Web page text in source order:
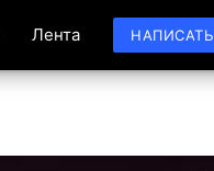
Лента НАПИСАТЬ